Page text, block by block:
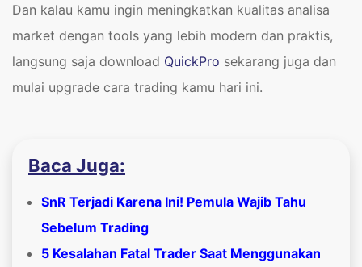
Dan kalau kamu ingin meningkatkan kualitas analisa
market dengan tools yang lebih modern dan praktis,
langsung saja download QuickPro sekarang juga dan
mulai upgrade cara trading kamu hari ini.
Baca Juga:
SnR Terjadi Karena Ini! Pemula Wajib Tahu
Sebelum Trading
5 Kesalahan Fatal Trader Saat Menggunakan